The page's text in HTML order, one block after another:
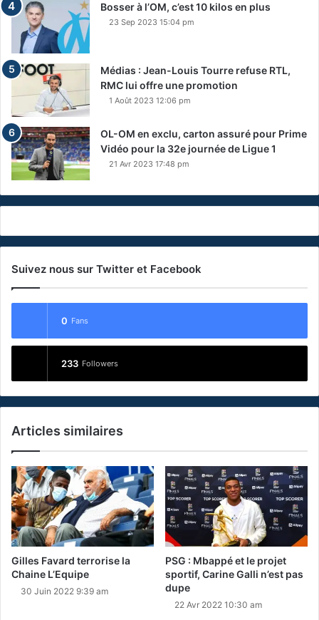
Bosser à l’OM, c’est 10 kilos en plus
23 Sep 2023 15:04 pm
Médias : Jean-Louis Tourre refuse RTL,
RMC lui offre une promotion
1 Août 2023 12:06 pm
OL-OM en exclu, carton assuré pour Prime
Vidéo pour la 32e journée de Ligue 1
21 Avr 2023 17:48 pm
Suivez nous sur Twitter et Facebook
0 Fans
233 Followers
Articles similaires
Gilles Favard terrorise la
Chaine L’Equipe
30 Juin 2022 9:39 am
PSG : Mbappé et le projet
sportif, Carine Galli n’est pas
dupe
22 Avr 2022 10:30 am